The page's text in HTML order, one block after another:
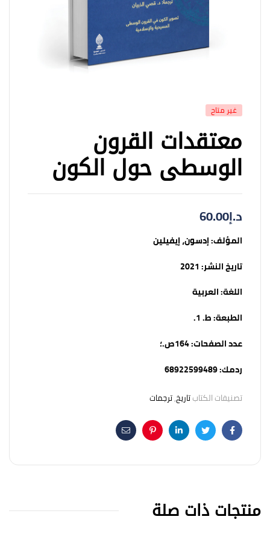
غير متاح
معتقدات القرون
الوسطى حول الكون
د.إ60.00
المؤلف:إدسون، إيفيلين
تاريخ النشر:2021
اللغة:العربية
الطبعة: ط. 1.
عدد الصفحات: 164ص.؛
ردمك: 68922599489
تصنيفات الكتابتاريخ,ترجمات
Facebook
Twitter
Linkedin
Pinterest
Email
منتجات ذات صلة